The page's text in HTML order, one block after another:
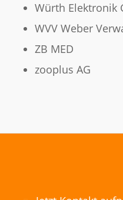
Würth Elektronik
WVV Weber
ZB MED
zooplus AG